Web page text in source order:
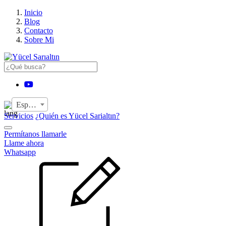
Inicio
Blog
Contacto
Sobre Mi
YouTube
Español
Servicios ¿Quién es Yücel Sarialtın?
Permítanos llamarle
Llame ahora
Whatsapp